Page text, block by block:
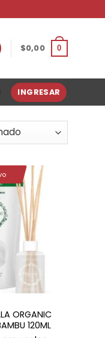
$0,00 0
INGRESAR
Añadir
lista de
deseos
ORGANIC
120ML